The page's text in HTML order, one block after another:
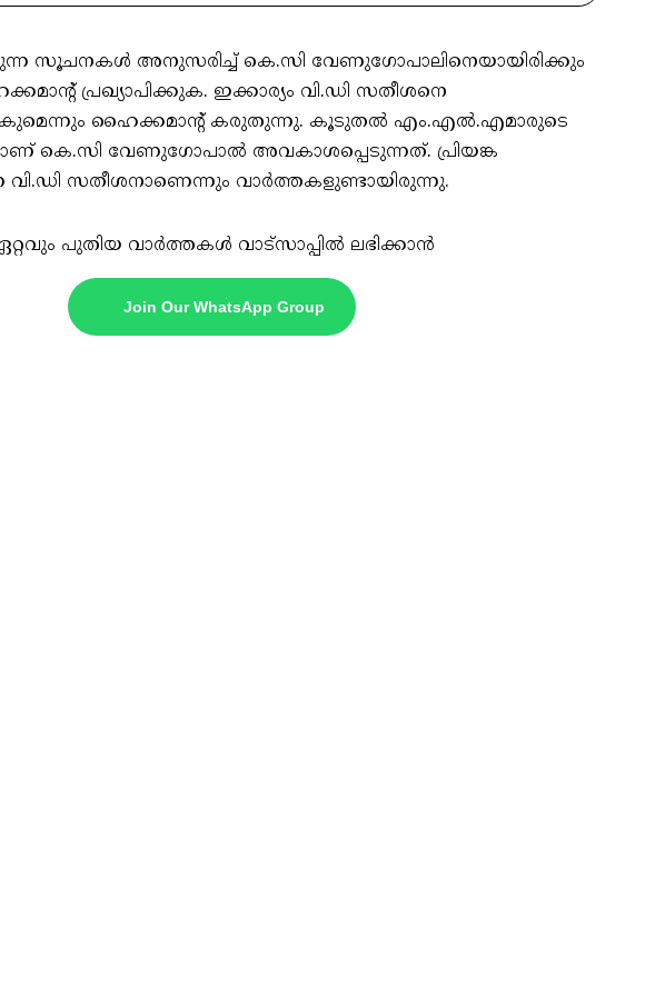
സൂചനകൾ അനുസരിച്ച് കെ.സി വേണുഗോപാലിനെയായിരിക്കും
പ്രഖ്യാപിക്കുക. ഇക്കാര്യം വി.ഡി സതീശനെ
ഹൈക്കമാന്റ് കരുതുന്നു. കൂടുതൽ എം.എൽ.എമാരുടെ
കെ.സി വേണുഗോപാൽ അവകാശപ്പെടുന്നത്. പ്രിയങ്ക
വി.ഡി സതീശനാണെന്നും വാർത്തകളുണ്ടായിരുന്നു.
പുതിയ വാർത്തകൾ വാട്സാപ്പിൽ ലഭിക്കാൻ
Join Our WhatsApp Group